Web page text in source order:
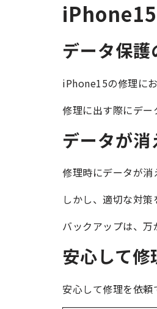
データ保
iPhone15の修理に
修理に出す際にデー
データが
修理時にデータが消
しかし、適切な対
バックアップは、万
安心して
安心して修理を依頼